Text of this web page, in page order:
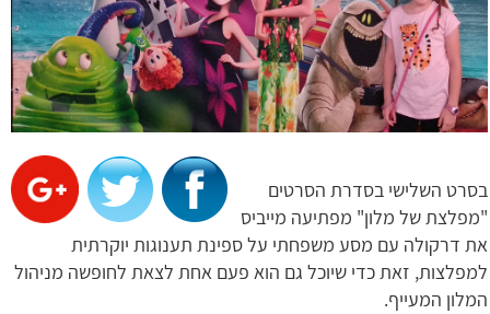
בסרט השלישי בסדרת הסרטים
"מפלצת של מלון" מפתיעה מייביס
את דרקולה עם מסע משפחתי על ספינת תענוגות יוקרתית
למפלצות, זאת כדי שיוכל גם הוא פעם אחת לצאת לחופשה מניהול
המלון המעייף.